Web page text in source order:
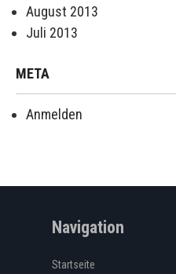
August 2013
Juli 2013
META
Anmelden
Navigation
Startseite